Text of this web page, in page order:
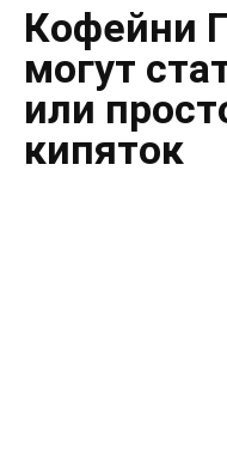
Кофейни
могут
или
кипяток